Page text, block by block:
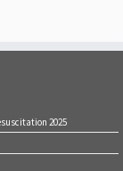
2025